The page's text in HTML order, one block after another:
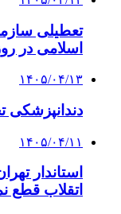
تعطیلی
اسلامی در
۱۴۰۵/۰۴/۱۳
۱۴۰۵/۰۴/۱۱
استاندار
اتقلاب قطع